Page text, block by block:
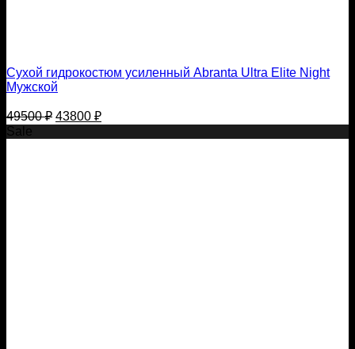
Сухой гидрокостюм усиленный Abranta Ultra Elite Night
Мужской
49500₽ Первоначальная
цена
составляла
43800 ₽Текущая
цена:
Sale